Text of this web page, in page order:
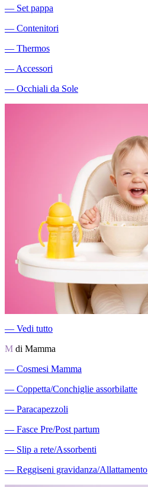
― Set pappa
― Contenitori
― Thermos
― Accessori
― Occhiali da Sole
― Vedi tutto
M di Mamma
― Cosmesi Mamma
― Coppetta/Conchiglie assorbilatte
― Paracapezzoli
― Fasce Pre/Post partum
― Slip a rete/Assorbenti
― Reggiseni gravidanza/Allattamento